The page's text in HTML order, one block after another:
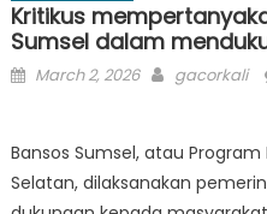
Kritikus
Sumsel dalam
Posted
March 2, 2026 Author
gacorkali
Bansos Sumsel, atau
Selatan, dilaksanakan